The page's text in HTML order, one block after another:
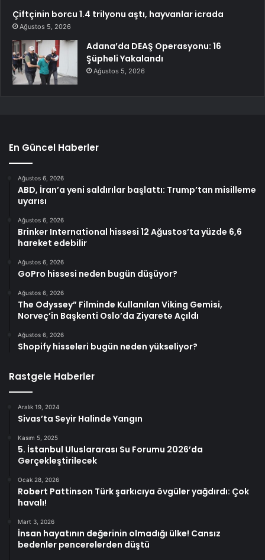
Çiftçinin borcu 1.4 trilyonu aştı, hayvanlar icrada
Ağustos 5, 2026
Adana’da DEAŞ Operasyonu: 16
Şüpheli Yakalandı
Ağustos 5, 2026
En Güncel Haberler
Ağustos 6, 2026
ABD, İran’a yeni saldırılar başlattı: Trump’tan misilleme
uyarısı
Ağustos 6, 2026
Brinker International hissesi 12 Ağustos’ta yüzde 6,6
hareket edebilir
Ağustos 6, 2026
GoPro hissesi neden bugün düşüyor?
Ağustos 6, 2026
The Odyssey” Filminde Kullanılan Viking Gemisi,
Norveç’in Başkenti Oslo’da Ziyarete Açıldı
Ağustos 6, 2026
Shopify hisseleri bugün neden yükseliyor?
Rastgele Haberler
Aralık 19, 2024
Sivas’ta Seyir Halinde Yangın
Kasım 5, 2025
5. İstanbul Uluslararası Su Forumu 2026’da
Gerçekleştirilecek
Ocak 28, 2026
Robert Pattinson Türk şarkıcıya övgüler yağdırdı: Çok
havalı!
Mart 3, 2026
İnsan hayatının değerinin olmadığı ülke! Cansız
bedenler pencerelerden düştü